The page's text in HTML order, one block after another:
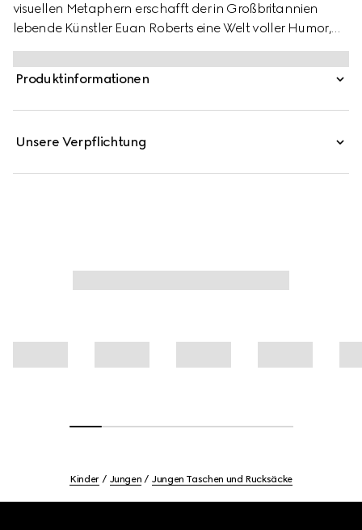
visuellen Metaphern erschafft der in Großbritannien
lebende Künstler Euan Roberts eine Welt voller Humor,
Hoffnung und Freude. Für die Pre-Fall 2025
Kinderkollektion erscheinen die einzigartigen Motive
zusammen mit dem Gucci Logo auf einer Reihe von
Produktinformationen
Unsere Verpflichtung
Kinder Jungen Jungen Taschen und Rucksäcke